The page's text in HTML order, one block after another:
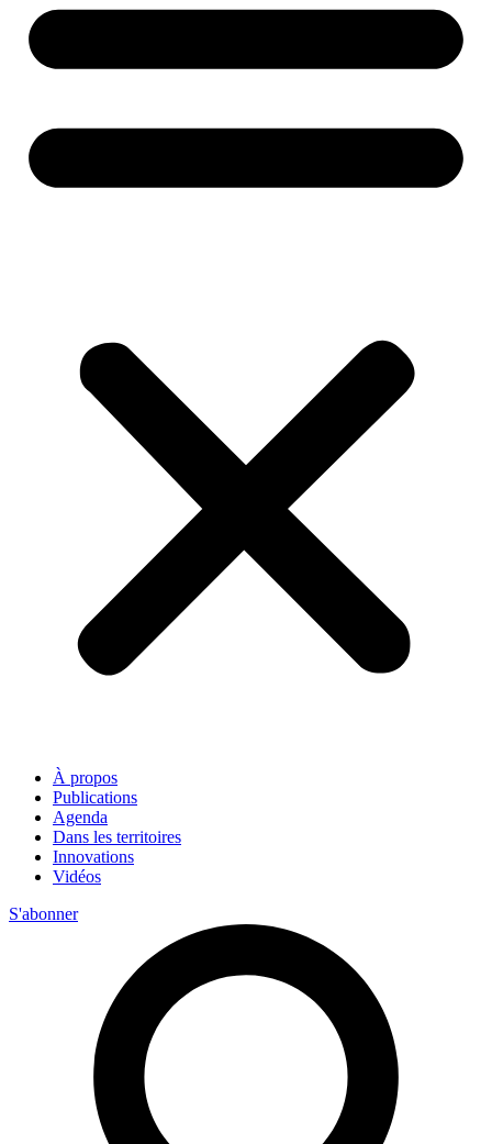
À propos
Publications
Agenda
Dans les territoires
Innovations
Vidéos
S'abonner